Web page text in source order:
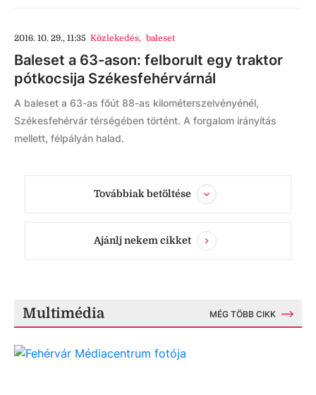
2016. 10. 29., 11:35 Közlekedés, baleset
Baleset a 63-ason: felborult egy traktor
pótkocsija Székesfehérvárnál
A baleset a 63-as főút 88-as kilométerszelvényénél,
Székesfehérvár térségében történt. A forgalom irányítás
mellett, félpályán halad.
Továbbiak betöltése
Ajánlj nekem cikket
Multimédia MÉG TÖBB CIKK